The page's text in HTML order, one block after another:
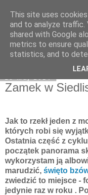
Moje
Zamek w
Jak to rzekł jeden z
których robi się
Ostatnia część z
początek panorama
wykorzystam ją
marudzić, święto
zwiedzić to miejsce -
jedynie raz w roku .
This site uses
and to analyze traffic.
shared with Google
metrics to ensure
statistics, and to